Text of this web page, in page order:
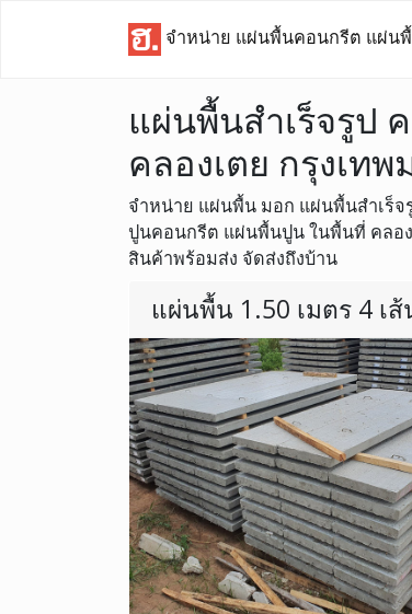
จำหน่าย แผ่นพื้นคอนกรีต แผ่นพื้
แผ่นพื้นสำเร็จรูป
คลองเตย กรุงเท
จำหน่าย แผ่นพื้น มอก แผ่นพื้นสำเร็
ปูนคอนกรีต แผ่นพื้นปูน ในพื้นที่ คลอ
สินค้าพร้อมส่ง จัดส่งถึงบ้าน
แผ่นพื้น 1.50 เมตร 4 เส้